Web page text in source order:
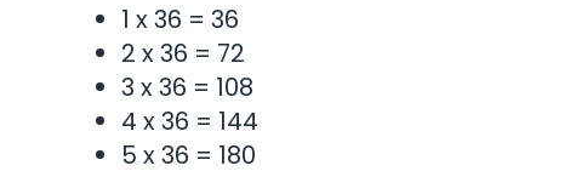
1 x 36 = 36
2 x 36 = 72
3 x 36 = 108
4 x 36 = 144
5 x 36 = 180